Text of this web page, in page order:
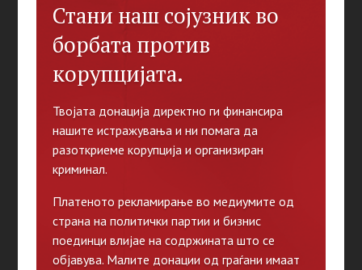
Стани наш сојузник во
борбата против
корупцијата.
Твојата донација директно ги финансира
нашите истражувања и ни помага да
разоткриеме корупција и организиран
криминал.
Платеното рекламирање во медиумите од
страна на политички партии и бизнис
поединци влијае на содржината што се
објавува. Малите донации од граѓани имаат